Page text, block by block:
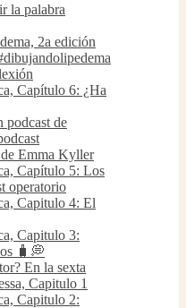
la palabra
2a edición
Capítulo 6: ¿Ha
podcast de
Emma Kyller
Capítulo 5: Los
operatorio
Capitulo 4: El
Capitulo 3:
🧳💭
En la sexta
Capitulo 1
Capitulo 2: